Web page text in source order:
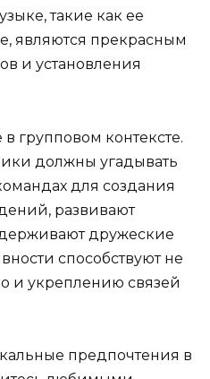
такие как ее
являются прекрасным
и установления
групповом контексте.
должны угадывать
для создания
развивают
дружеские
способствуют не
и укреплению связей
предпочтения в